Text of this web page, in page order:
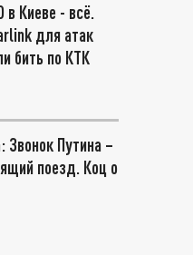
в Киеве - всё.
для атак
бить по КТК
Звонок Путина –
поезд. Коц о